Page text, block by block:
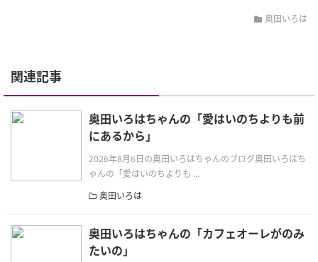
奥田いろは
関連記事
奥田いろはちゃんの「愛はいのちよりも前
にあるから」
2026年8月6日の奥田いろはちゃんのブログ奥田いろはち
ゃんの「愛はいのちよりも ...
奥田いろは
奥田いろはちゃんの「カフェオーレがのみ
たいの」